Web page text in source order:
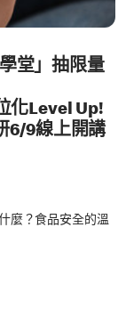
堂」抽限量
化Level Up!
6/9線上開講
麼？食品安全的溫